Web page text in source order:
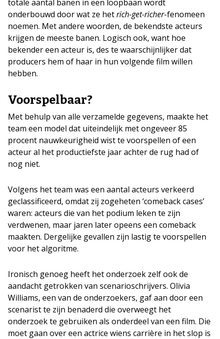
totale aantal banen in een loopbaan wordt
onderbouwd door wat ze hetrich-get-richer-fenomeen
noemen. Met andere woorden, de bekendste acteurs
krijgen de meeste banen. Logisch ook, want hoe
bekender een acteur is, des te waarschijnlijker dat
producers hem of haar in hun volgende film willen
hebben.
Voorspelbaar?
Met behulp van alle verzamelde gegevens, maakte het
team een model dat uiteindelijk met ongeveer 85
procent nauwkeurigheid wist te voorspellen of een
acteur al het productiefste jaar achter de rug had of
nog niet.
Volgens het team was een aantal acteurs verkeerd
geclassificeerd, omdat zij zogeheten ‘comeback cases’
waren: acteurs die van het podium leken te zijn
verdwenen, maar jaren later opeens een comeback
maakten. Dergelijke gevallen zijn lastig te voorspellen
voor het algoritme.
Ironisch genoeg heeft het onderzoek zelf ook de
aandacht getrokken van scenarioschrijvers. Olivia
Williams, een van de onderzoekers, gaf aan door een
scenarist te zijn benaderd die overweegt het
onderzoek te gebruiken als onderdeel van een film. Die
moet gaan over een actrice wiens carrière in het slop is